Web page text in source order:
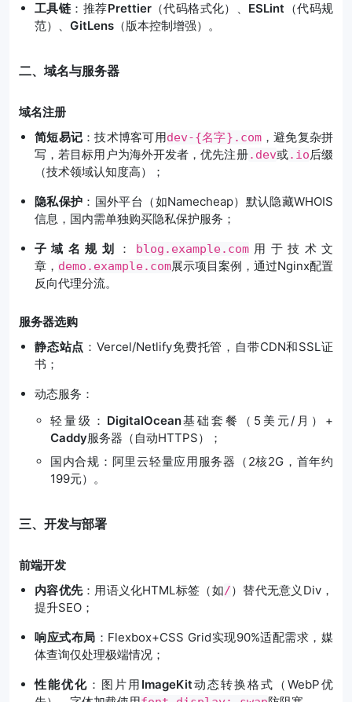
工具链 ：推荐Prettier（代码格式化）、 ESLint （代码规
范）、 GitLens （版本控制增强）。
二、域名与服务器
域名注册
简短易记 ：技术博客可用dev-{名字}.com，避免复杂拼
写，若目标用户为海外开发者，优先注册.dev或.io后缀
（技术领域认知度高）；
隐私保护 ：国外平台（如Namecheap）默认隐藏WHOIS
信息，国内需单独购买隐私保护服务；
子域名规划
： blog.example.com用于技术文
章， demo.example.com展示项目案例，通过Nginx配置
反向代理分流。
服务器选购
静态站点 ：Vercel/Netlify免费托管，自带CDN和SSL证
书；
动态服务：
轻量级： DigitalOcean基础套餐（5美元/月）+
Caddy服务器（自动HTTPS）；
国内合规：阿里云轻量应用服务器（2核2G，首年约
199元）。
三、开发与部署
前端开发
内容优先：用语义化HTML标签（如/）替代无意义Div，
提升SEO；
响应式布局 ：Flexbox+CSS Grid实现90%适配需求，媒
体查询仅处理极端情况；
性能优化 ：图片用 ImageKit动态转换格式（WebP优